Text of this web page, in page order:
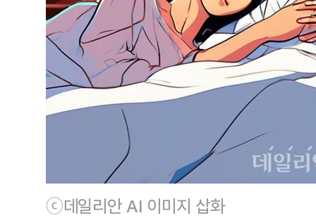
ⓒ데일리안 AI 이미지 삽화